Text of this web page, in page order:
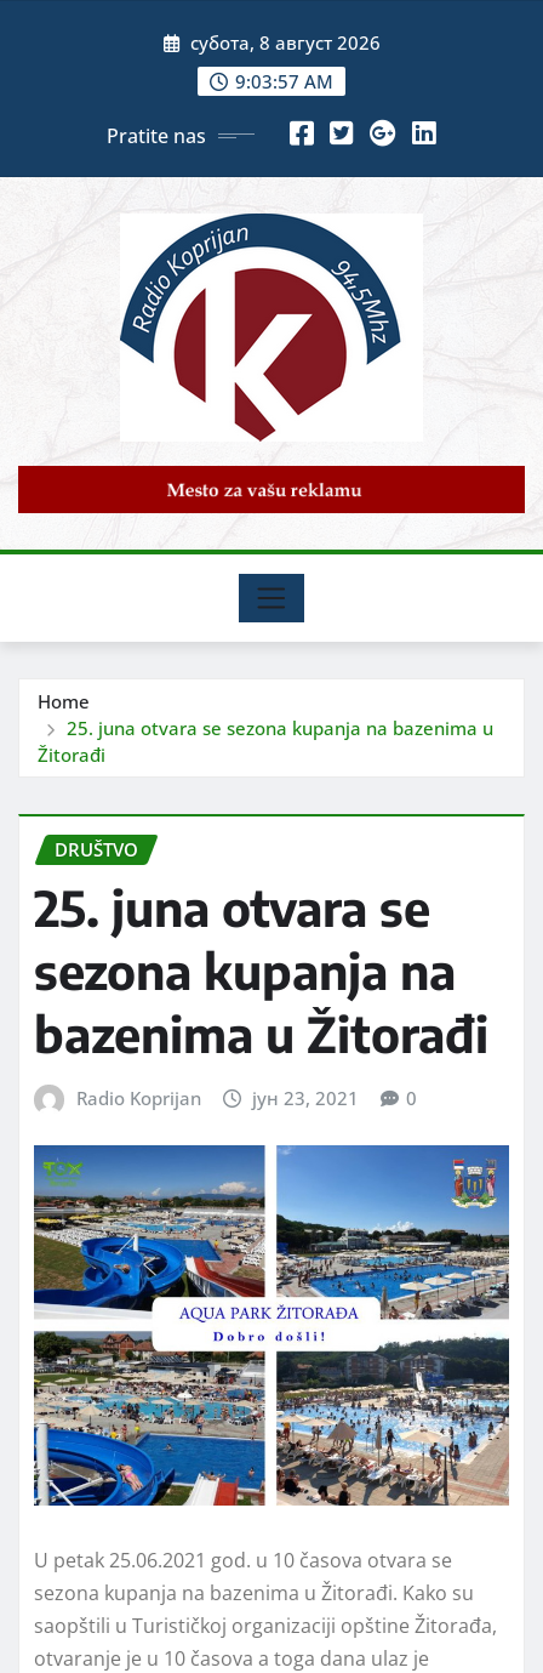
субота, 8 август 2026
9:03:59 AM
Pratite nas
Home
25. juna otvara se sezona kupanja na bazenima u
Žitorađi
DRUŠTVO
25. juna otvara se
sezona kupanja na
bazenima u Žitorađi
Radio Koprijan јун 23, 2021 0
U petak 25.06.2021 god. u 10 časova otvara se
sezona kupanja na bazenima u Žitorađi. Kako su
saopštili u Turističkoj organizaciji opštine Žitorađa,
otvaranje je u 10 časova a toga dana ulaz je